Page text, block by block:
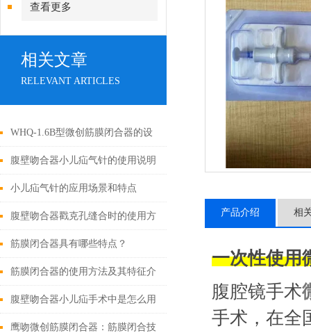
查看更多
相关文章
RELEVANT ARTICLES
WHQ-1.6B型微创筋膜闭合器的设
计原理与应用
腹壁吻合器小儿疝气针的使用说明
小儿疝气针的应用场景和特点
腹壁吻合器戳克孔缝合时的使用方
法
筋膜闭合器具有哪些特点？
筋膜闭合器的使用方法及其特征介
绍
腹壁吻合器小儿疝手术中是怎么用
的
鹰吻微创筋膜闭合器：筋膜闭合技
产品介绍 相
一次性使用
腹腔镜手术
手术，在全